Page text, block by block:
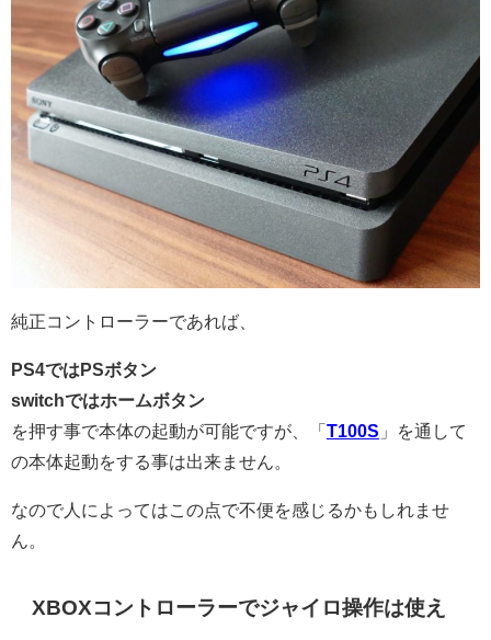
純正コントローラーであれば、
PS4ではPSボタン
switchではホームボタン
を押す事で本体の起動が可能ですが、「 T100S 」を通して
の本体起動をする事は出来ません。
なので人によってはこの点で不便を感じるかもしれませ
ん。
XBOXコントローラーでジャイロ操作は使え